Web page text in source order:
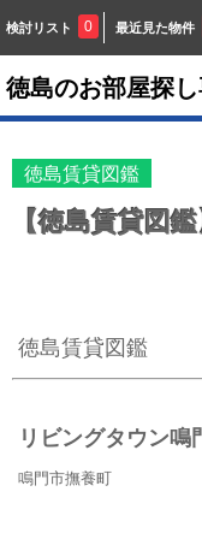
検討リスト 0 最近見た物件
徳島のお部屋探
徳島賃貸図鑑
【徳島賃貸図
徳島賃貸図鑑
リビングタウン鳴
鳴門市撫養町